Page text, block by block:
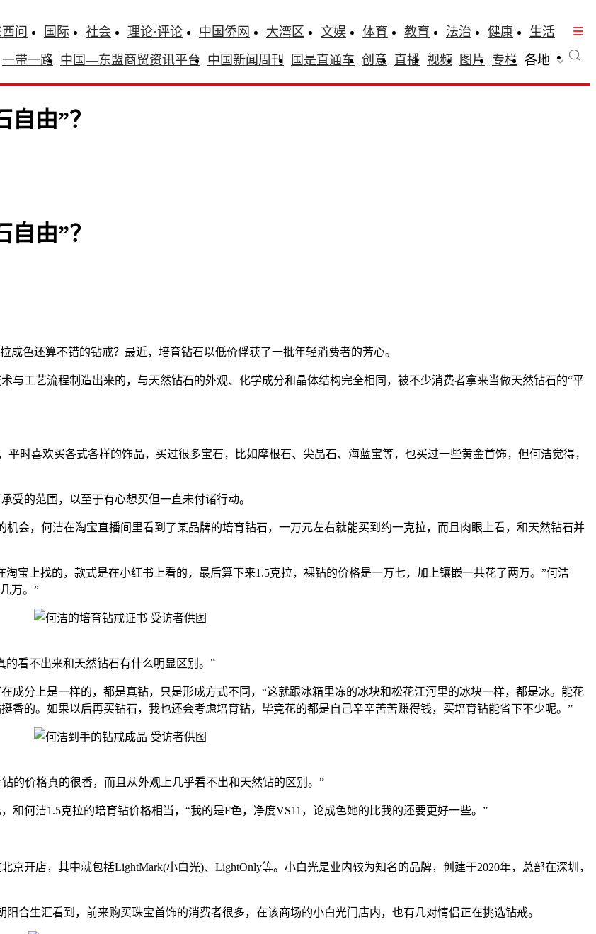
问 国际 社会 理论·评论 中国侨网 大湾区 文娱 体育 教育 法治 健康
生活
一带一路 中国—东盟商贸资讯平台 中国新闻周刊 国是直通车 创意 直播 视频 图片 专栏 各地
由”？
由”？
色还算不错的钻戒？最近，培育钻石以低价俘获了一批年轻消费者的芳心。
工艺流程制造出来的，与天然钻石的外观、化学成分和晶体结构完全相同，被不少消费者拿来当做天然钻石的“平
喜欢买各式各样的饰品，买过很多宝石，比如摩根石、尖晶石、海蓝宝等，也买过一些黄金首饰，但何洁觉得，
的范围，以至于有心想买但一直未付诸行动。
，何洁在淘宝直播间里看到了某品牌的培育钻石，一万元左右就能买到约一克拉，而且肉眼上看，和天然钻石并
上找的，款式是在小红书上看的，最后算下来1.5克拉，裸钻的价格是一万七，加上镶嵌一共花了两万。”何洁
万。”
看不出来和天然钻石有什么明显区别。”
分上是一样的，都是真钻，只是形成方式不同，“这就跟冰箱里冻的冰块和松花江河里的冰块一样，都是冰。能花
香的。如果以后再买钻石，我也还会考虑培育钻，毕竟花的都是自己辛辛苦苦赚得钱，买培育钻能省下不少呢。”
价格真的很香，而且从外观上几乎看不出和天然钻的区别。”
何洁1.5克拉的培育钻价格相当，“我的是F色，净度VS11，论成色她的比我的还要更好一些。”
店，其中就包括LightMark(小白光)、LightOnly等。小白光是业内较为知名的品牌，创建于2020年，总部在深圳，
生汇看到，前来购买珠宝首饰的消费者很多，在该商场的小白光门店内，也有几对情侣正在挑选钻戒。